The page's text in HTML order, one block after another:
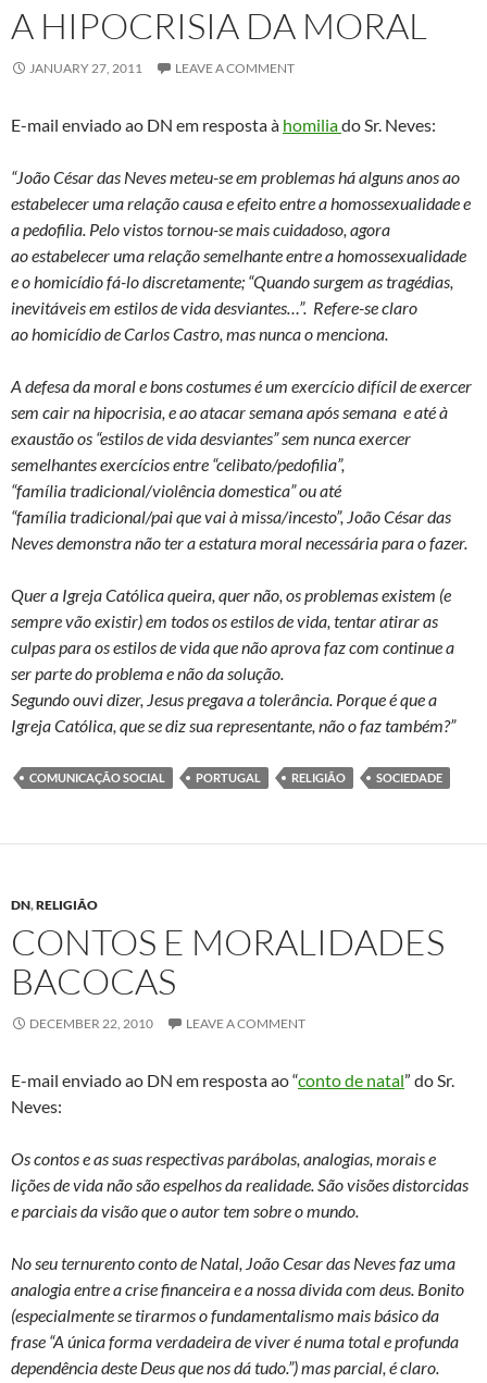
A HIPOCRISIA DA MORAL
JANUARY 27, 2011 LEAVE A COMMENT
E-mail enviado ao DN em resposta à homiliado Sr. Neves:
“João César das Neves meteu-se em problemas há alguns anos ao
estabelecer uma relação causa e efeito entre a homossexualidade e
a pedofilia. Pelo vistos tornou-se mais cuidadoso, agora
ao estabelecer uma relação semelhante entre a homossexualidade
e o homicídio fá-lo discretamente; “Quando surgem as tragédias,
inevitáveis em estilos de vida desviantes…”. Refere-se claro
ao homicídio de Carlos Castro, mas nunca o menciona.
A defesa da moral e bons costumes é um exercício difícil de exercer
sem cair na hipocrisia, e ao atacar semana após semana e até à
exaustão os “estilos de vida desviantes” sem nunca exercer
semelhantes exercícios entre “celibato/pedofilia”,
“família tradicional/violência domestica” ou até
“família tradicional/pai que vai à missa/incesto”, João César das
Neves demonstra não ter a estatura moral necessária para o fazer.
Quer a Igreja Católica queira, quer não, os problemas existem (e
sempre vão existir) em todos os estilos de vida, tentar atirar as
culpas para os estilos de vida que não aprova faz com continue a
ser parte do problema e não da solução.
Segundo ouvi dizer, Jesus pregava a tolerância. Porque é que a
Igreja Católica, que se diz sua representante, não o faz também?”
COMUNICAÇÃO SOCIAL PORTUGAL RELIGIÃO SOCIEDADE
DN,RELIGIÃO
CONTOS E MORALIDADES
BACOCAS
DECEMBER 22, 2010 LEAVE A COMMENT
E-mail enviado ao DN em resposta ao “conto de natal” do Sr.
Neves:
Os contos e as suas respectivas parábolas, analogias, morais e
lições de vida não são espelhos da realidade. São visões distorcidas
e parciais da visão que o autor tem sobre o mundo.
No seu ternurento conto de Natal, João Cesar das Neves faz uma
analogia entre a crise financeira e a nossa divida com deus. Bonito
(especialmente se tirarmos o fundamentalismo mais básico da
frase “A única forma verdadeira de viver é numa total e profunda
dependência deste Deus que nos dá tudo.”) mas parcial, é claro.